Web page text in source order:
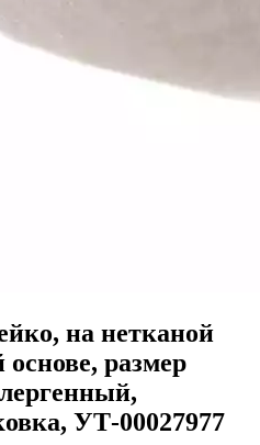
на нетканой
размер
УТ-00027977